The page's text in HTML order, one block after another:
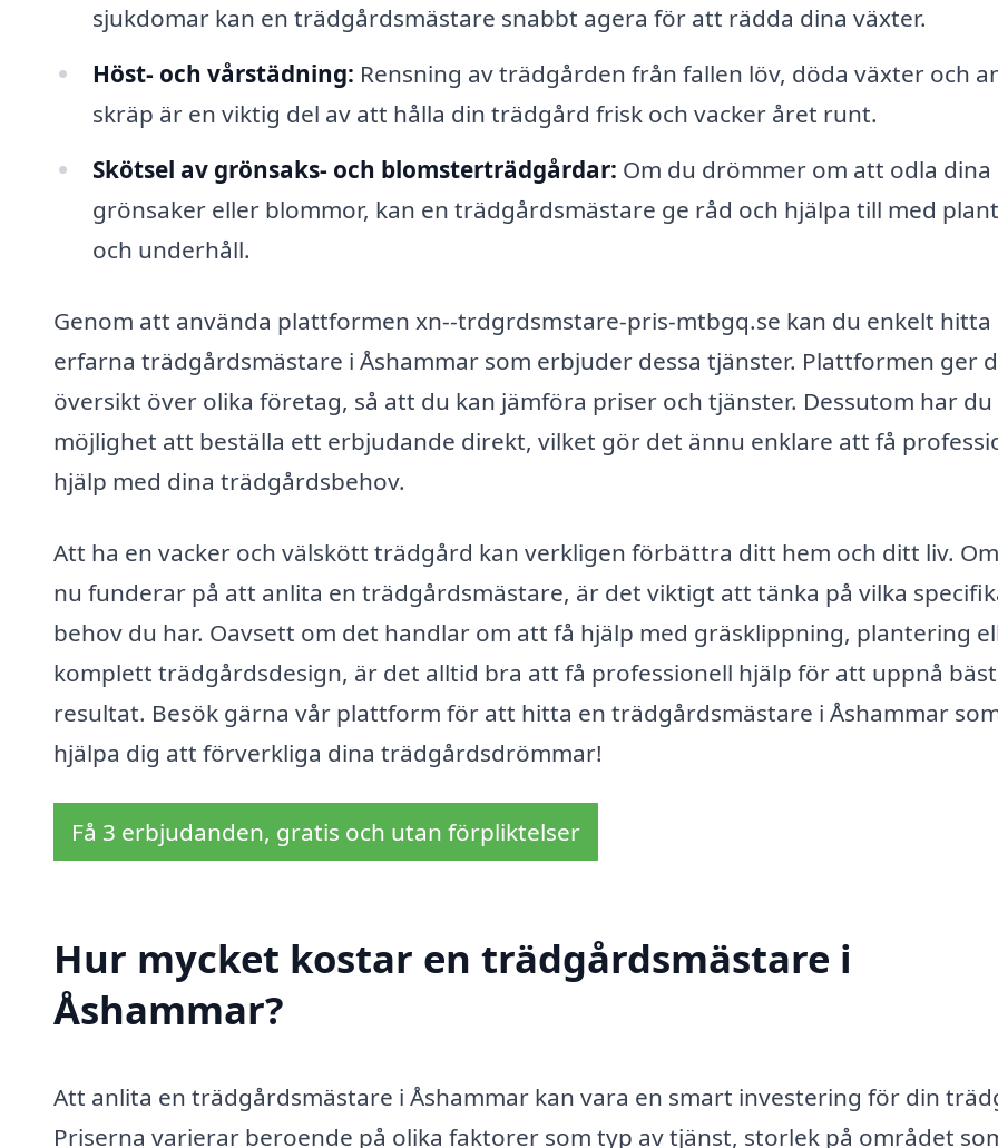
sjukdomar kan en trädgårdsmästare snabbt agera för att rädda dina växter.
Höst- och vårstädning: Rensning av trädgården från fallen löv, döda växter och
skräp är en viktig del av att hålla din trädgård frisk och vacker året runt.
Skötsel av grönsaks- och blomsterträdgårdar: Om du drömmer om att odla dina
grönsaker eller blommor, kan en trädgårdsmästare ge råd och hjälpa till med
och underhåll.
Genom att använda plattformen xn--trdgrdsmstare-pris-mtbgq.se kan du enkelt hitta
erfarna trädgårdsmästare i Åshammar som erbjuder dessa tjänster. Plattformen ger
översikt över olika företag, så att du kan jämföra priser och tjänster. Dessutom har du
möjlighet att beställa ett erbjudande direkt, vilket gör det ännu enklare att få
hjälp med dina trädgårdsbehov.
Att ha en vacker och välskött trädgård kan verkligen förbättra ditt hem och ditt liv.
nu funderar på att anlita en trädgårdsmästare, är det viktigt att tänka på vilka
behov du har. Oavsett om det handlar om att få hjälp med gräsklippning, plantering
komplett trädgårdsdesign, är det alltid bra att få professionell hjälp för att uppnå
resultat. Besök gärna vår plattform för att hitta en trädgårdsmästare i Åshammar
hjälpa dig att förverkliga dina trädgårdsdrömmar!
Få 3 erbjudanden, gratis och utan förpliktelser
Hur mycket kostar en trädgårdsmästare i
Åshammar?
Att anlita en trädgårdsmästare i Åshammar kan vara en smart investering för din
Priserna varierar beroende på olika faktorer som typ av tjänst, storlek på området